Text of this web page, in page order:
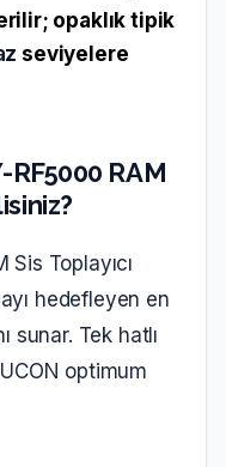
opaklık tipik
seviyelere
RAM
Sis Toplayıcı
hedefleyen en
sunar. Tek hatlı
optimum